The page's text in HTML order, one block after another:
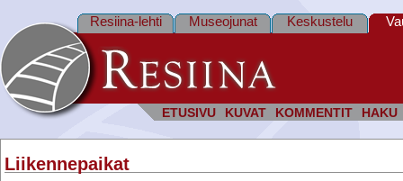
ETUSIVU KUVAT KOMMENTIT HAKU
Resiina-lehti Museojunat Keskustelu
Liikennepaikat